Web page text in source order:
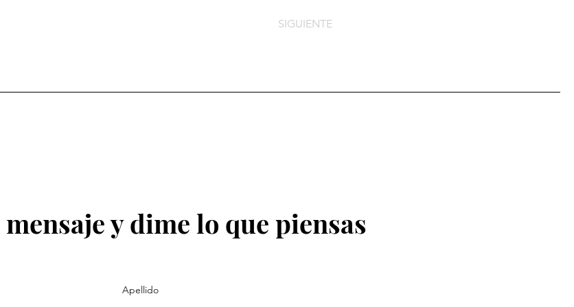
SIGUIENTE
y dime lo que piensas
Apellido